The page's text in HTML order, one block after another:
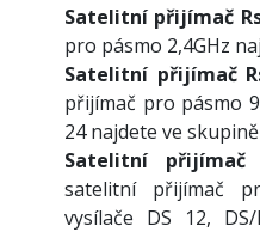
Satelitní přijímač
pro pásmo 2,4GHz
Satelitní přijímač
přijímač pro pásmo
24 najdete ve
Satelitní přijímač
satelitní přijímač
vysílače DS 12,